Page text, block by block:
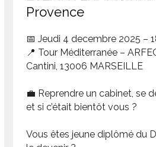
Provence
📅Jeudi 4 decembre 2025 –
📍 Tour Méditerranée –
Cantini, 13006 MARSEILLE
💼 Reprendre un cabinet, se
et si c’était bientôt vous ?
Vous êtesjeune diplômé du